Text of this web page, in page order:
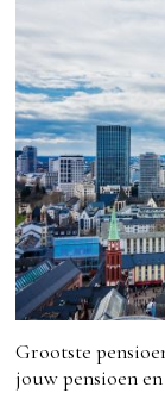
Grootste
jouw pensioen